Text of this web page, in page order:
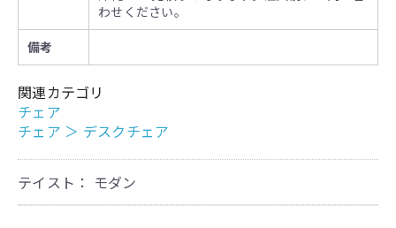
わせください。
備考
関連カテゴリ
チェア
チェア ＞ デスクチェア
テイスト： モダン